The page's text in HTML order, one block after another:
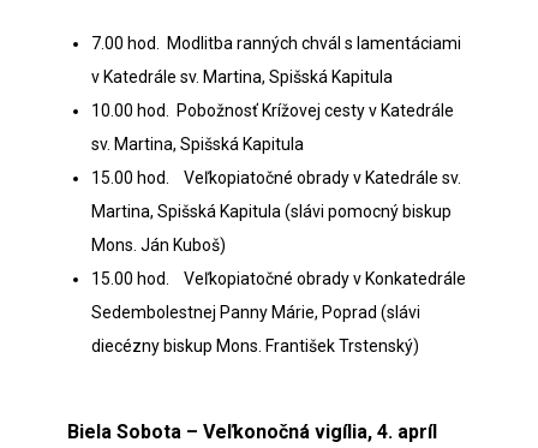
7.00 hod. Modlitba ranných chvál s lamentáciami
v Katedrále sv. Martina, Spišská Kapitula
10.00 hod. Pobožnosť Krížovej cesty v Katedrále
sv. Martina, Spišská Kapitula
15.00 hod. Veľkopiatočné obrady v Katedrále sv.
Martina, Spišská Kapitula (slávi pomocný biskup
Mons. Ján Kuboš)
15.00 hod. Veľkopiatočné obrady v Konkatedrále
Sedembolestnej Panny Márie, Poprad (slávi
diecézny biskup Mons. František Trstenský)
Biela Sobota – Veľkonočná vigília, 4. apríl